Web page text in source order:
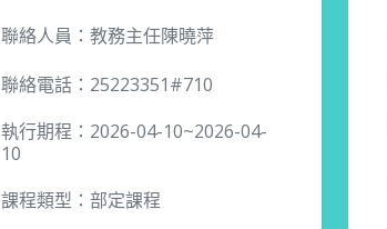
聯絡人員：教務主任陳曉萍
聯絡電話：25223351#710
執行期程：2026-04-10~2026-04-
10
課程類型：部定課程